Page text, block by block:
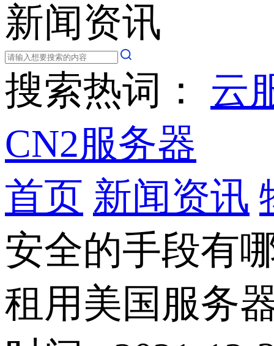
新闻资讯
搜索热词： 云
CN2服务器
首页 新闻资讯
安全的手段有
租用美国服务